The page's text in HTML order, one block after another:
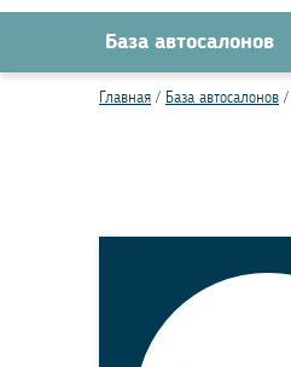
База автосалонов
Главная База автосалонов